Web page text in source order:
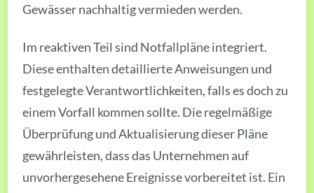
Gewässer nachhaltig vermieden werden.
Im reaktiven Teil sind Notfallpläne integriert.
Diese enthalten detaillierte Anweisungen und
festgelegte Verantwortlichkeiten, falls es doch zu
einem Vorfall kommen sollte. Die regelmäßige
Überprüfung und Aktualisierung dieser Pläne
gewährleisten, dass das Unternehmen auf
unvorhergesehene Ereignisse vorbereitet ist. Ein